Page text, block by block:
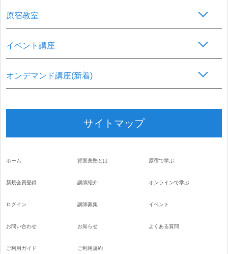
原宿教室
イベント講座
オンデマンド講座(新着)
サイトマップ
ホーム
新規会員登録
ログイン
お問い合わせ
背景美塾とは
講師紹介
講師募集
お知らせ
原宿で学ぶ
オンラインで学ぶ
イベント
よくある質問
ご利用ガイド ご利用規約